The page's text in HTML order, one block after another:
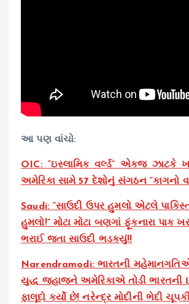
આ પણ વાંચો:
OIC: “ઇસ્લામિક વર્લ્ડ” એકજ ઝાટકે
અમેરિકા સામે 57 દેશોનું સંગઠન “કાગનો
Saudi: “સાઉદી ઉપર હુમલો એટલે
હુમલો!” મોટા મોટા બણગાં ફૂંકનારા પાક
ભરાઈ જતા સાઉદી ભડકયું!!
Narendramodi: ભારતની
યુદ્ધ જહાજને અમેરિકાએ તોડી
ફાલૂદો કર્યો છે! નરેન્દ્ર મોદીની ભેદી